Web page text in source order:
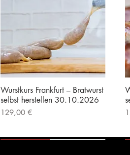
Wurstkurs Frankfurt – Bratwurst
selbst herstellen 30.10.2026
Preis
129,00 €